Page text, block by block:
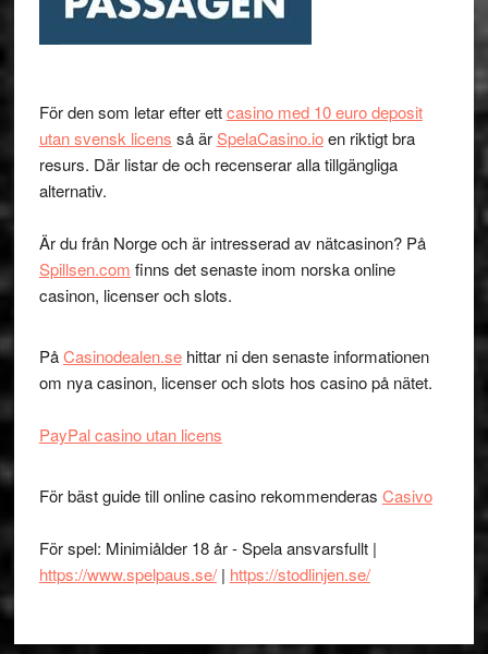
För den som letar efter ettcasino med 10 euro deposit
utan svensk licens så ärSpelaCasino.ioen riktigt bra
resurs. Där listar de och recenserar alla tillgängliga
alternativ.
Är du från Norge och är intresserad av nätcasinon? På
Spillsen.com finns det senaste inom norska online
casinon, licenser och slots.
PåCasinodealen.sehittar ni den senaste informationen
om nya casinon, licenser och slots hos casino på nätet.
PayPal casino utan licens
För bäst guide till online casino rekommenderas Casivo
För spel: Minimiålder 18 år - Spela ansvarsfullt |
https://www.spelpaus.se/| https://stodlinjen.se/